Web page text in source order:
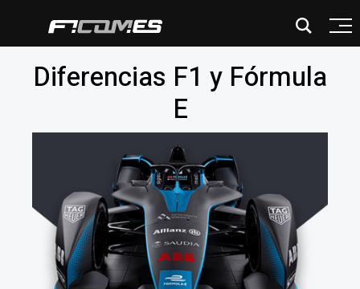
Diferencias F1 y Fórmula
E